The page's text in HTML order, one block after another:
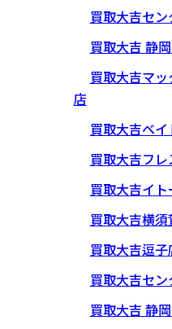
買取大吉セ
買取大吉 静
買取大吉マ
店
買取大吉ベ
買取大吉フ
買取大吉イ
買取大吉横
買取大吉逗子
買取大吉セ
買取大吉 静